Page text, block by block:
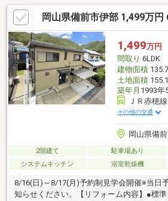
メールでご希望日をお知らせください。【
レ新品交換、洗面台鏡交換、1階床自然塗装
車場土間新設工事、照明新設、ハウスクリ
事【おすすめポイント】・雨漏り、構造上
腐食、給排水管の故障や漏水についてお引
シロアリ防除工事施工後5年間保証
岡山県備前市伊部 1,499万円
1,499万円
間取り 6LDK
建物面積
土地面積
築年月 1993年
ＪＲ赤穂
その他の交通
岡山県備
2階建て 駐車場あり
システムキッチン
浴室乾燥機
8/16(日)～8/17(月)予約制見学会開催※当日
知らせください。【リフォーム内容】●標準